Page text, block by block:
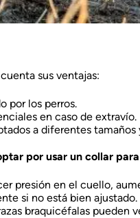
sus ventajas:
por los perros.
en caso de extravío.
a diferentes tamaños
por usar un collar
presión en el cuello,
si no está bien ajustado.
braquicéfalas